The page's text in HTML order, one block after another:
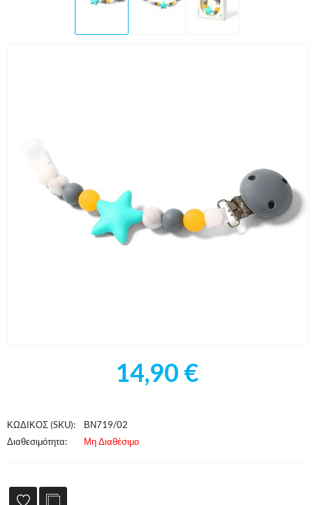
14,90 €
ΚΩΔΙΚΟΣ (SKU):
ΒΝ719/02
Διαθεσιμότητα:
Μη Διαθέσιμο